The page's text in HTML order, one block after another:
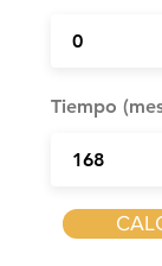
Tiempo